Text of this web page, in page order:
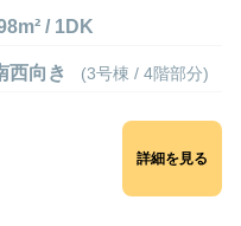
/ 1DK
西向き (3号棟 / 4階部分)
詳細を見る